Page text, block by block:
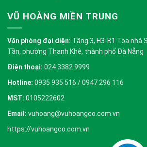
VŨ HOÀNG MIỀN TRUNG
Văn phòng đại diện: Tầng 3, H3-B1 Tòa nhà
Tần, phường Thanh Khê, thành phố Đà Nẵng
Điện thoại: 024 3382 9999
Hotline: 0935 935 516 / 0947 296 116
MST: 0105222602
Email: vuhoang@vuhoangco.com.vn
https://vuhoangco.com.vn